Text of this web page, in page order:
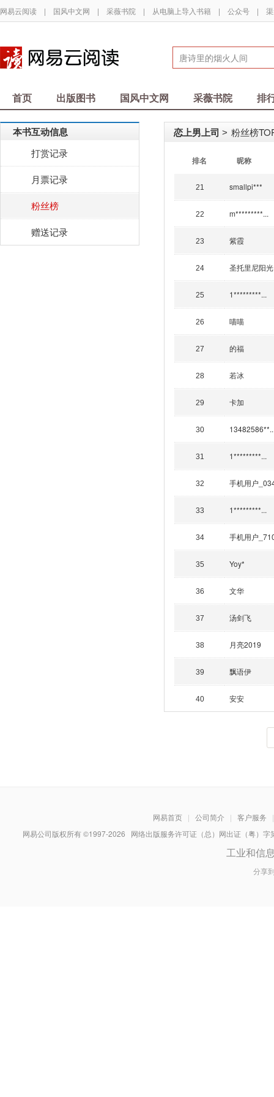
网易云阅读 | 国风中文网 | 采薇书院 | 从电脑上导入书籍 | 公众号 |
首页 出版图书 国风中文网 采薇书院 排
本书互动信息
打赏记录
月票记录
粉丝榜
赠送记录
恋上男上司 > 粉丝榜
排名 昵称
21 smallpi***
22 m*********...
23 紫霞
24 圣托里尼阳光
25 1*********...
26 喵喵
27 的福
28 若冰
29 卡加
30
31 1*********...
32 手机用户
33 1*********...
34 手机用户
35 Yoy*
36 文华
37 汤剑飞
38 月亮2019
39 飘语伊
40 安安
网易首页 | 公司简介 | 客户服务
|
网易公司版权所有 ©1997-2026 网络出版服务许可证（总）网出证（粤）
工业和信
分享